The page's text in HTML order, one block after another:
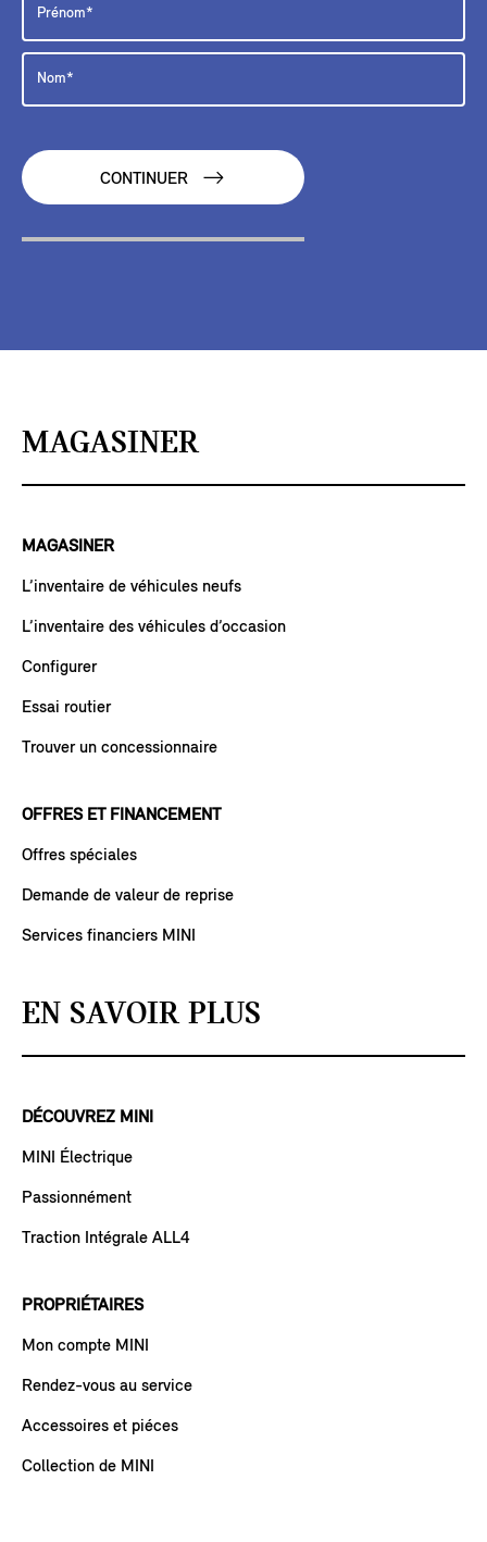
CONTINUER
MAGASINER
MAGASINER
L’inventaire de véhicules neufs
L’inventaire des véhicules d’occasion
Configurer
Essai routier
Trouver un concessionnaire
OFFRES ET FINANCEMENT
Offres spéciales
Demande de valeur de reprise
Services financiers MINI
EN SAVOIR PLUS
DÉCOUVREZ MINI
MINI Électrique
Passionnément
Traction Intégrale ALL4
PROPRIÉTAIRES
Mon compte MINI
Rendez-vous au service
Accessoires et piéces
Collection de MINI